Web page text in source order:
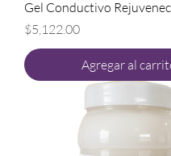
Gel Conductivo
Precio
$5,122.00
Agregar al